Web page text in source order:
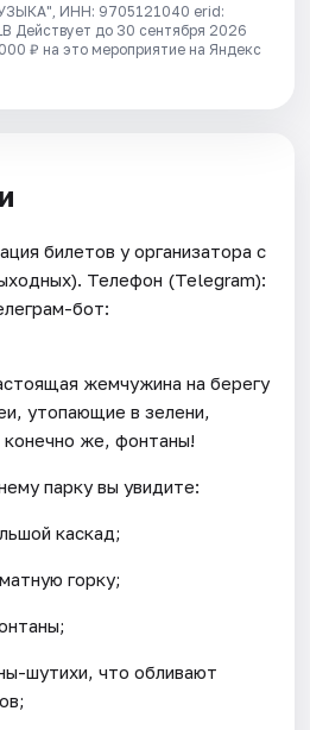
ИНН: 9705121040 erid:
Действует до 30 сентября 2026
₽ на это мероприятие на Яндекс
билетов у организатора c
Телефон (Telegram):
бот:
жемчужина на берегу
утопающие в зелени,
конечно же, фонтаны!
парку вы увидите:
каскад;
горку;
шутихи, что обливают